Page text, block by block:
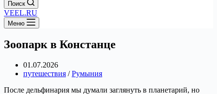
Поиск
VEEL.RU
Меню
Зоопарк в Констанце
01.07.2026
путешествия /Румыния
После дельфинария мы думали заглянуть в планетарий, но